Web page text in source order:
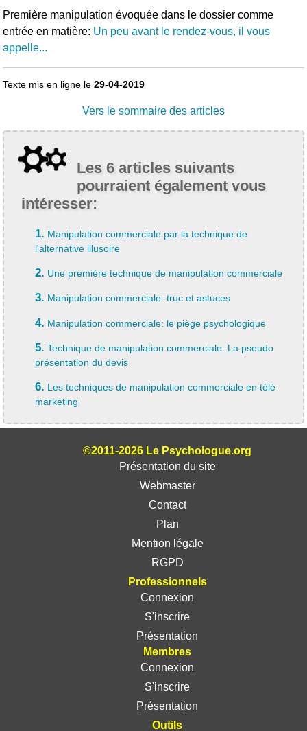
Première manipulation évoquée dans le dossier comme
entrée en matière: Un peu avant le rendez-vous, il vous
appelle...
Texte mis en ligne le29-04-2019
Vers le sommaire des articles
Les 6 articles suivants
pourraient également vous
intéresser:
1. Manipulation commerciale par la technique de
l'alternative illusoire
2. Une première technique de manipulation commerciale
3. Manipulation commerciale: truc et astuces
4. Manipulation commerciale: le piège psychologique
5. Technique de manipulation commerciale: La pseudo
présentation du devis
6. Les techniques de manipulation commerciale en télé
marketing
©2011-2026 Le Psychologue.org
Présentation du site
Webmaster
Contact
Plan
Mention légale
RGPD
Professionnels
Connexion
S'inscrire
Présentation
Membres
Connexion
S'inscrire
Présentation
Outils